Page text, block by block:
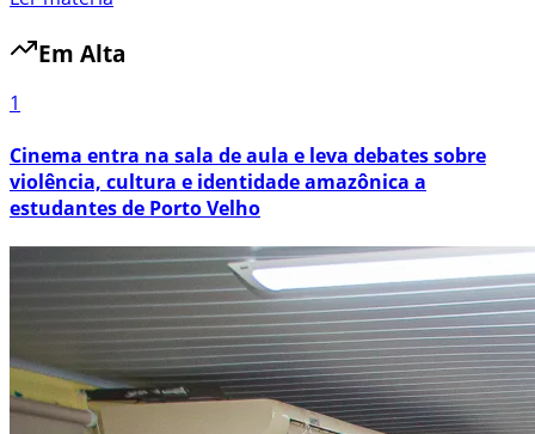
Em Alta
1
Cinema entra na sala de aula e leva debates sobre
violência, cultura e identidade amazônica a
estudantes de Porto Velho